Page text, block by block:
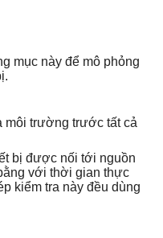
mục này để mô phỏng
môi trường trước tất cả
bị được nối tới nguồn
với thời gian thực
kiểm tra này đều dùng